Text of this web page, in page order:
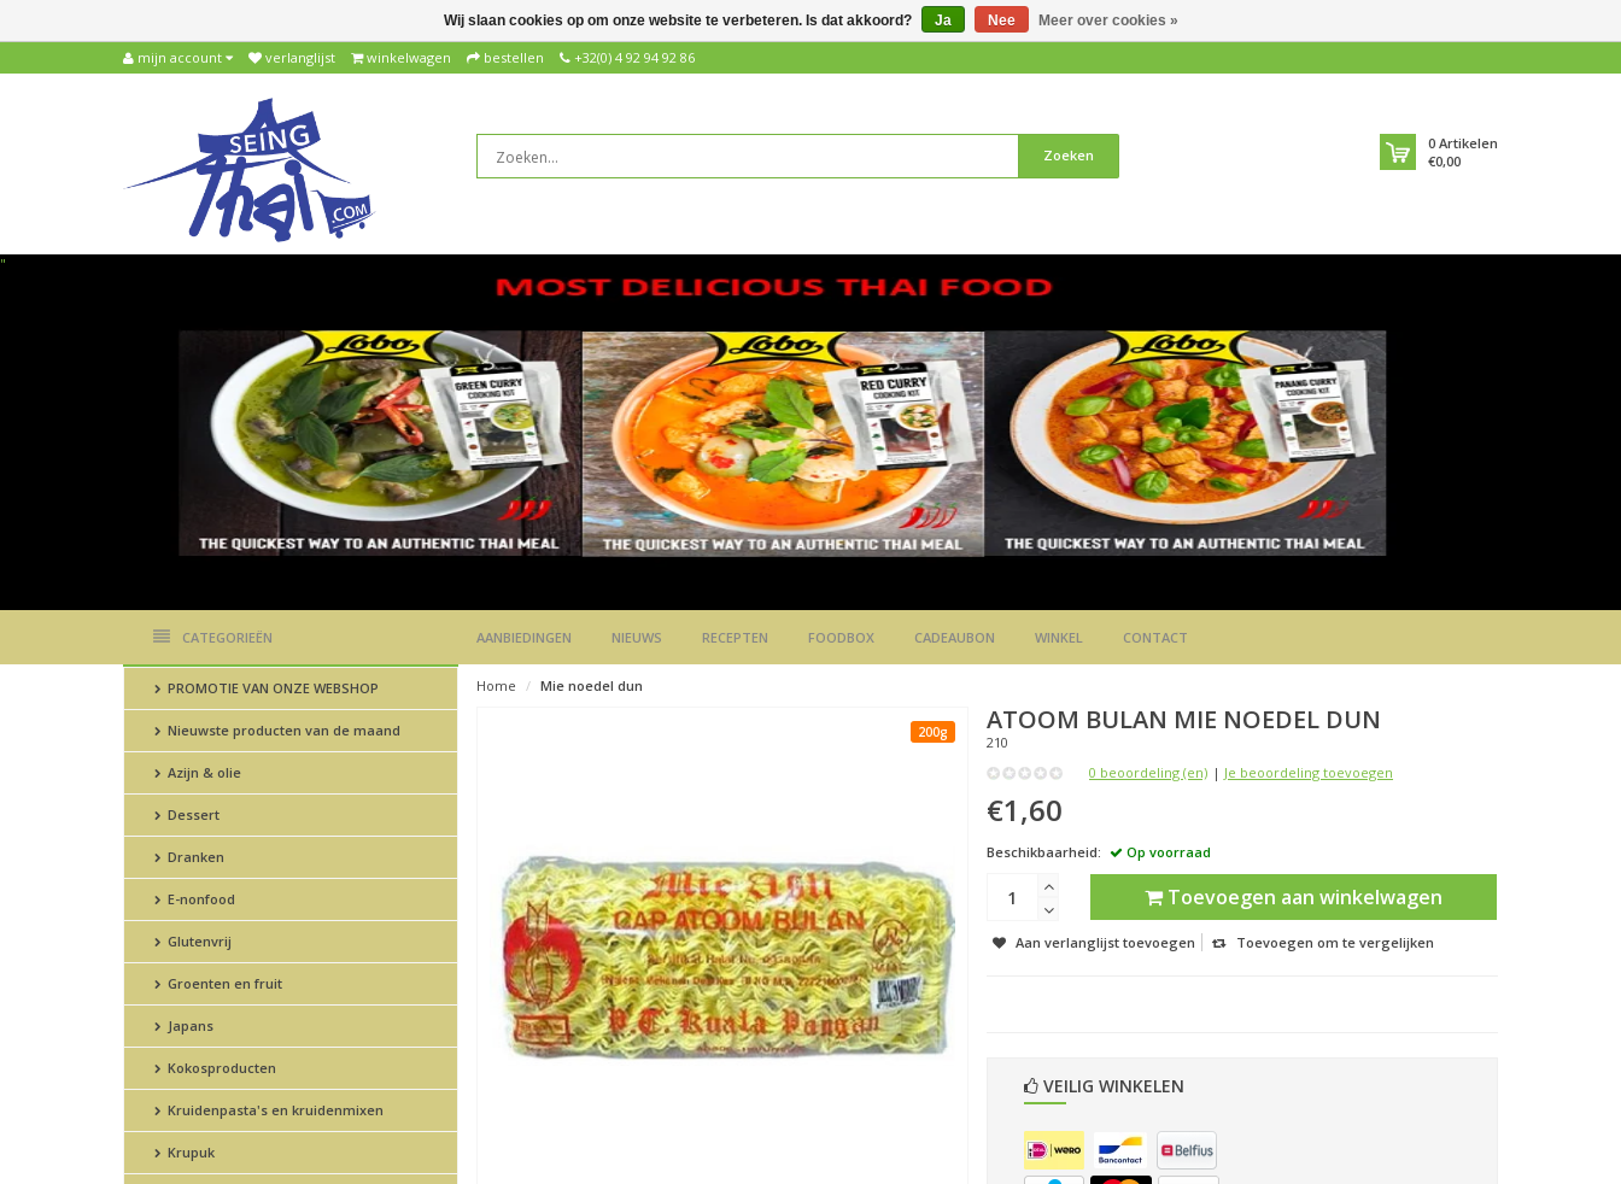
mijn account verlanglijst winkelwagen bestellen +32(0) 4 92 94 92 86
Zoeken
0 Artikelen
€0,00
"
CATEGORIEËN AANBIEDINGEN NIEUWS RECEPTEN FOODBOX CADEAUBON WINKEL CONTACT
PROMOTIE VAN ONZE WEBSHOP
Nieuwste producten van de maand
Azijn & olie
Dessert
Dranken
E-nonfood
Glutenvrij
Groenten en fruit
Japans
Kokosproducten
Kruidenpasta's en kruidenmixen
Krupuk
Home Mie noedel dun
200g ATOOM BULAN MIE NOEDEL DUN
210
0 beoordeling (en) | Je beoordeling toevoegen
€1,60
Beschikbaarheid: Op voorraad
Toevoegen aan winkelwagen
Aan verlanglijst toevoegen Toevoegen om te vergelijken
VEILIG WINKELEN
Wij slaan cookies op om onze website te verbeteren. Is dat akkoord? Ja Nee Meer over cookies »